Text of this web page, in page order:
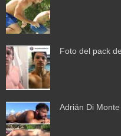
Foto del pack
Adrián Di